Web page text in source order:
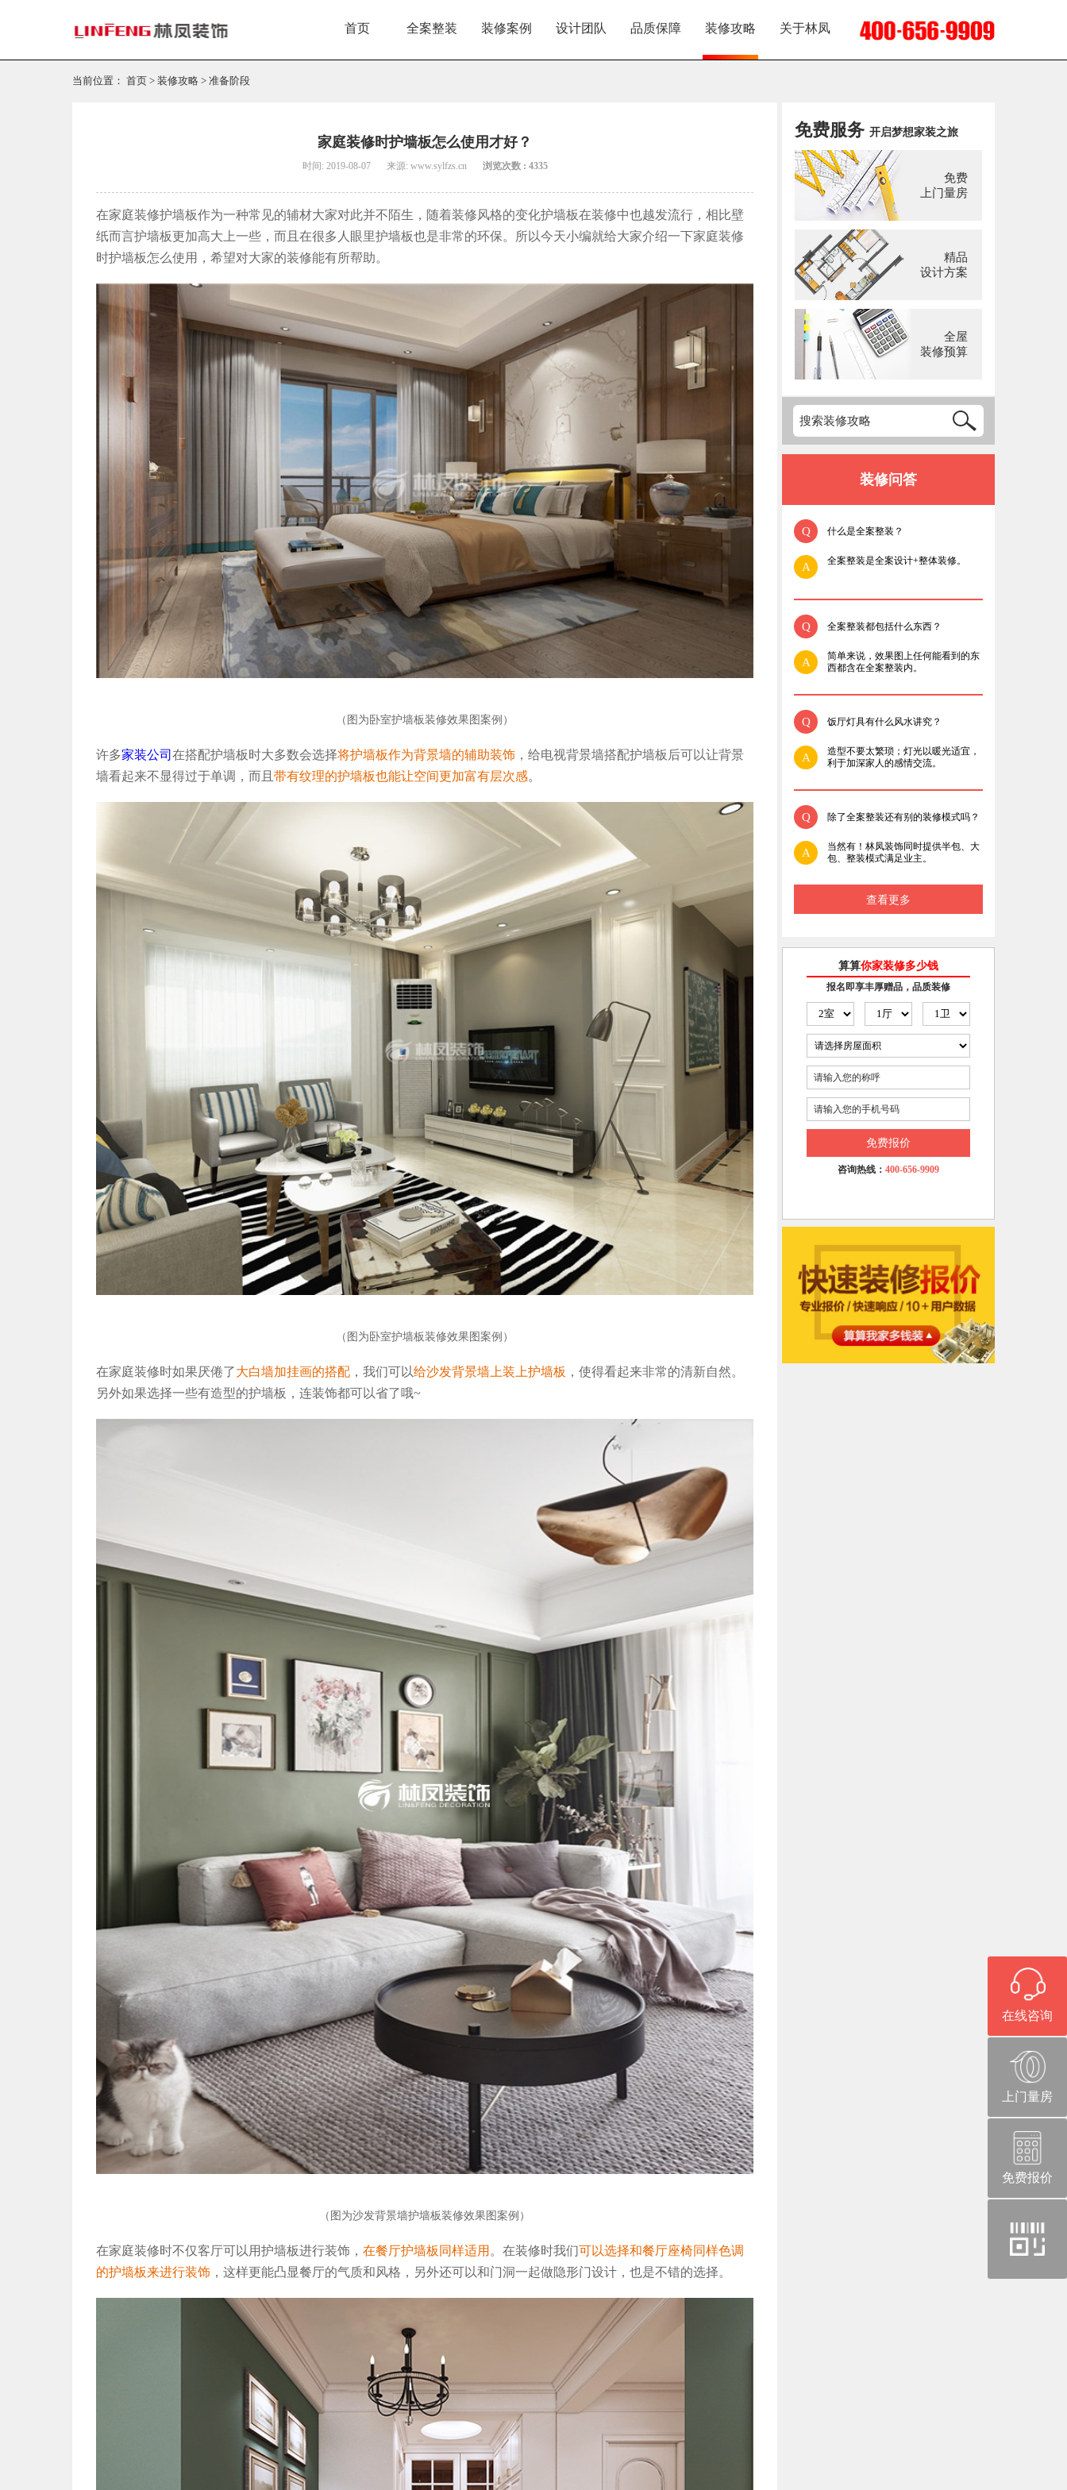
在线咨询
上门量房
免费报价
微
首页 全案整装 装修案例 设计团队 品质保障 装修攻略 关于林凤
当前位置： 首页 > 装修攻略 > 准备阶段
家庭装修时护墙板怎么使用才好？
时间: 2019-08-07 来源: www.sylfzs.cn 浏览次数 : 4335
在家庭装修护墙板作为一种常见的辅材大家对此并不陌生，随着装修风格的变化护墙板在装修中也越发流行，相比壁
纸而言护墙板更加高大上一些，而且在很多人眼里护墙板也是非常的环保。所以今天小编就给大家介绍一下家庭装修
时护墙板怎么使用，希望对大家的装修能有所帮助。
（图为卧室护墙板装修效果图案例）
许多家装公司 在搭配护墙板时大多数会选择将护墙板作为背景墙的辅助装饰 ，给电视背景墙搭配护墙板后可以让背景
墙看起来不显得过于单调，而且 带有纹理的护墙板也能让空间更加富有层次感。
（图为卧室护墙板装修效果图案例）
在家庭装修时如果厌倦了大白墙加挂画的搭配 ，我们可以给沙发背景墙上装上护墙板 ，使得看起来非常的清新自然。
另外如果选择一些有造型的护墙板，连装饰都可以省了哦~
（图为沙发背景墙护墙板装修效果图案例）
在家庭装修时不仅客厅可以用护墙板进行装饰， 在餐厅护墙板同样适用 。在装修时我们可以选择和餐厅座椅同样色调
的护墙板来进行装饰 ，这样更能凸显餐厅的气质和风格，另外还可以和门洞一起做隐形门设计，也是不错的选择。
免费服务 开启梦想家装之旅
免费
上门量房
精品
设计方案
全屋
装修预算
装修问答
Q 什么是全案整装？
A 全案整装是全案设计+整体装修。
Q 全案整装都包括什么东西？
A
简单来说，效果图上任何能看到的东
西都含在全案整装内。
Q 饭厅灯具有什么风水讲究？
A
造型不要太繁琐；灯光以暖光适宜，
利于加深家人的感情交流。
Q 除了全案整装还有别的装修模式吗？
A
当然有！林凤装饰同时提供半包、大
包、整装模式满足业主。
查看更多
算算你家装修多少钱
报名即享丰厚赠品，品质装修
免费报价
咨询热线： 400-656-9909